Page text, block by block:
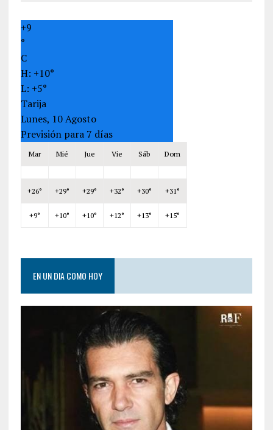
+9
°
C
H: +10°
L: +5°
Tarija
Lunes, 10 Agosto
Previsión para 7 días
Mar Mié Jue Vie Sáb Dom
+26° +29° +29° +32° +30° +31°
+9° +10° +10° +12° +13° +15°
EN UN DIA COMO HOY